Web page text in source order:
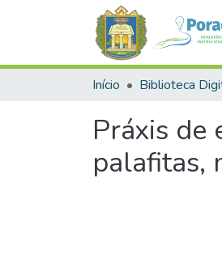
Início
Práxis de
palafitas,